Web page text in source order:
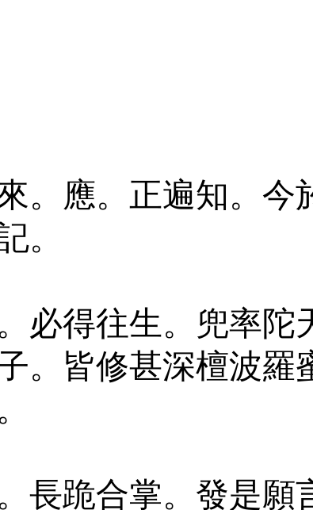
。應。正遍知。今
。
必得往生。兜率陀
。皆修甚深檀波羅
長跪合掌。發是願